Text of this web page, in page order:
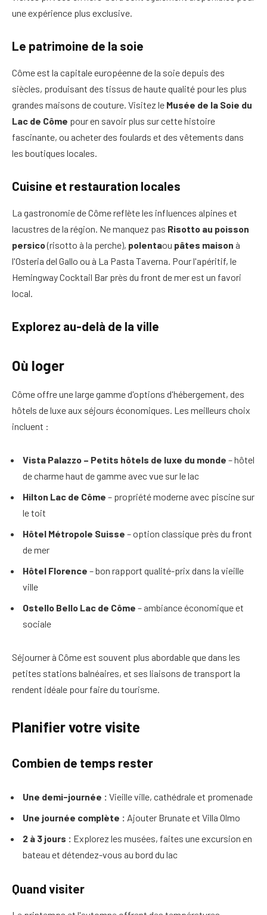
une expérience plus exclusive.
Le patrimoine de la soie
Côme est la capitale européenne de la soie depuis des
siècles, produisant des tissus de haute qualité pour les plus
grandes maisons de couture. Visitez le Musée de la Soie du
Lac de Côme pour en savoir plus sur cette histoire
fascinante, ou acheter des foulards et des vêtements dans
les boutiques locales.
Cuisine et restauration locales
La gastronomie de Côme reflète les influences alpines et
lacustres de la région. Ne manquez pas Risotto au poisson
persico(risotto à la perche), polentaou pâtes maison à
l'Osteria del Gallo ou à La Pasta Taverna. Pour l'apéritif, le
Hemingway Cocktail Bar près du front de mer est un favori
local.
Explorez au-delà de la ville
Où loger
Côme offre une large gamme d'options d'hébergement, des
hôtels de luxe aux séjours économiques. Les meilleurs choix
incluent :
Vista Palazzo – Petits hôtels de luxe du monde – hôtel
de charme haut de gamme avec vue sur le lac
Hilton Lac de Côme – propriété moderne avec piscine sur
le toit
Hôtel Métropole Suisse – option classique près du front
de mer
Hôtel Florence – bon rapport qualité-prix dans la vieille
ville
Ostello Bello Lac de Côme – ambiance économique et
sociale
Séjourner à Côme est souvent plus abordable que dans les
petites stations balnéaires, et ses liaisons de transport la
rendent idéale pour faire du tourisme.
Planifier votre visite
Combien de temps rester
Une demi-journée : Vieille ville, cathédrale et promenade
Une journée complète : Ajouter Brunate et Villa Olmo
2 à 3 jours : Explorez les musées, faites une excursion en
bateau et détendez-vous au bord du lac
Quand visiter